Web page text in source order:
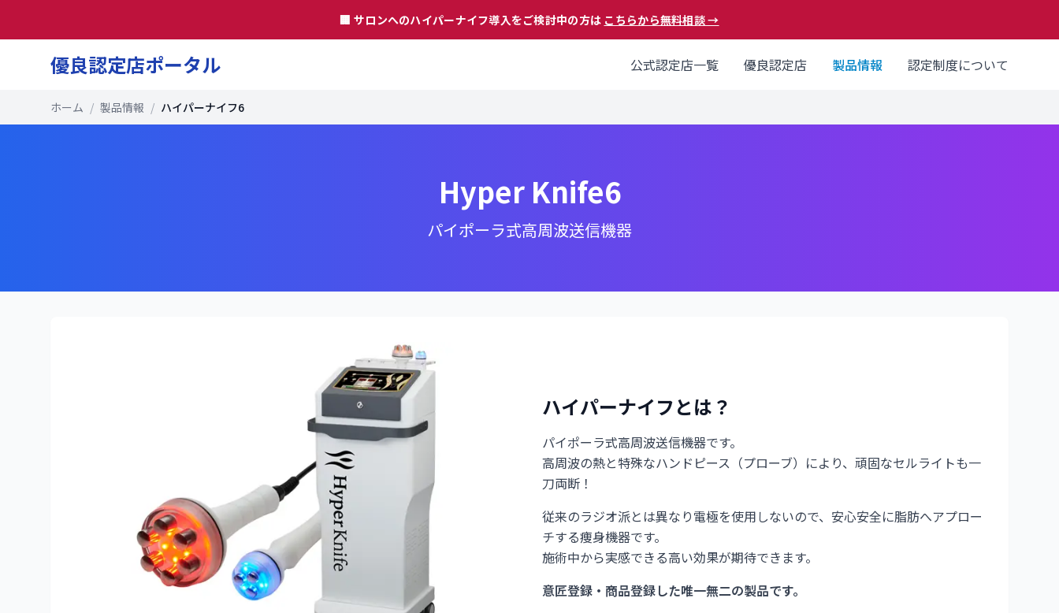
🏢 サロンへのハイパーナイフ導入をご検討中の方は こちらから無料相談 →
優良認定店ポータル 公式認定店一覧 優良認定店 製品情報 認定制度について
ホーム / 製品情報 / ハイパーナイフ6
Hyper Knife6
パイポーラ式高周波送信機器
ハイパーナイフとは？
パイポーラ式高周波送信機器です。
高周波の熱と特殊なハンドピース（プローブ）により、頑固なセルライトも一
刀両断！
従来のラジオ派とは異なり電極を使用しないので、安心安全に脂肪へアプロー
チする痩身機器です。
施術中から実感できる高い効果が期待できます。
意匠登録・商品登録した唯一無二の製品です。